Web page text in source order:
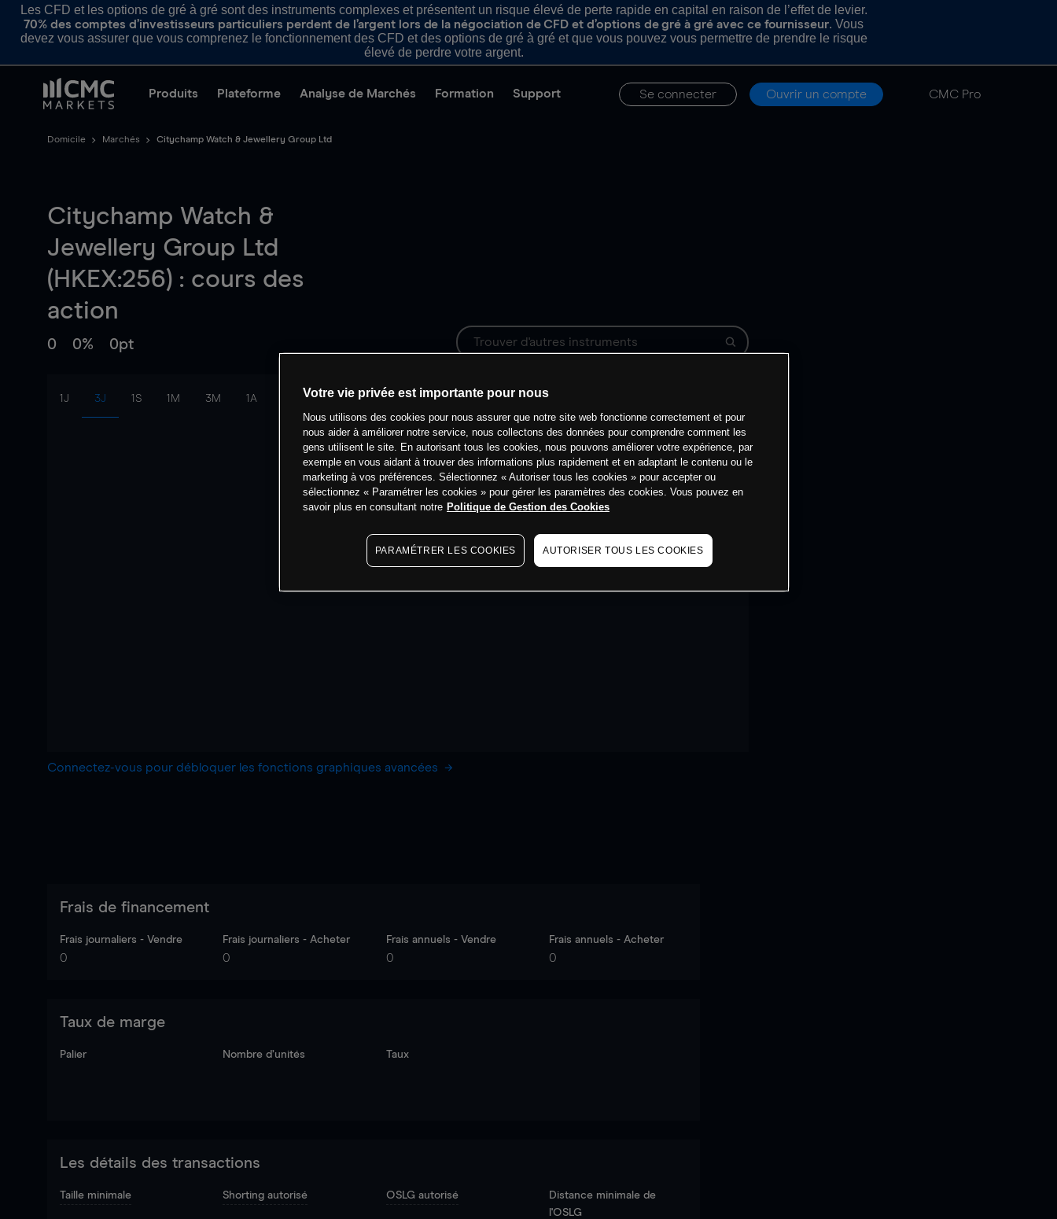
Les CFD et les options de gré à gré sont des instruments complexes et présentent un risque élevé de perte rapide en capital en raison de l’effet de levier.
70% des comptes d’investisseurs particuliers perdent de l’argent lors de la négociation de CFD et d’options de gré à gré avec ce fournisseur. Vous
devez vous assurer que vous comprenez le fonctionnement des CFD et des options de gré à gré et que vous pouvez vous permettre de prendre le risque
élevé de perdre votre argent.
Produits Plateforme Analyse de Marchés Formation Support Se connecter Ouvrir un compte CMC Pro
Domicile Marchés Citychamp Watch & Jewellery Group Ltd
Citychamp Watch &
Jewellery Group Ltd
(HKEX:256) : cours des
action
0 0% 0pt
1J 3J 1S 1M 3M 1A intervalle:10 min
Connectez-vous pour débloquer les fonctions graphiques avancées
Frais de financement
Frais journaliers - Vendre
0
Frais journaliers - Acheter
0
Frais annuels - Vendre
0
Frais annuels - Acheter
0
Taux de marge
Palier Nombre d’unités Taux
Les détails des transactions
Taille minimale Shorting autorisé OSLG autorisé
Distance minimale de
l'OSLG
Votre vie privée est importante pour nous
Nous utilisons des cookies pour nous assurer que notre site web fonctionne correctement et pour
nous aider à améliorer notre service, nous collectons des données pour comprendre comment les
gens utilisent le site. En autorisant tous les cookies, nous pouvons améliorer votre expérience, par
exemple en vous aidant à trouver des informations plus rapidement et en adaptant le contenu ou le
marketing à vos préférences. Sélectionnez « Autoriser tous les cookies » pour accepter ou
sélectionnez « Paramétrer les cookies » pour gérer les paramètres des cookies. Vous pouvez en
savoir plus en consultant notre Politique de Gestion des Cookies
PARAMÉTRER LES COOKIES AUTORISER TOUS LES COOKIES